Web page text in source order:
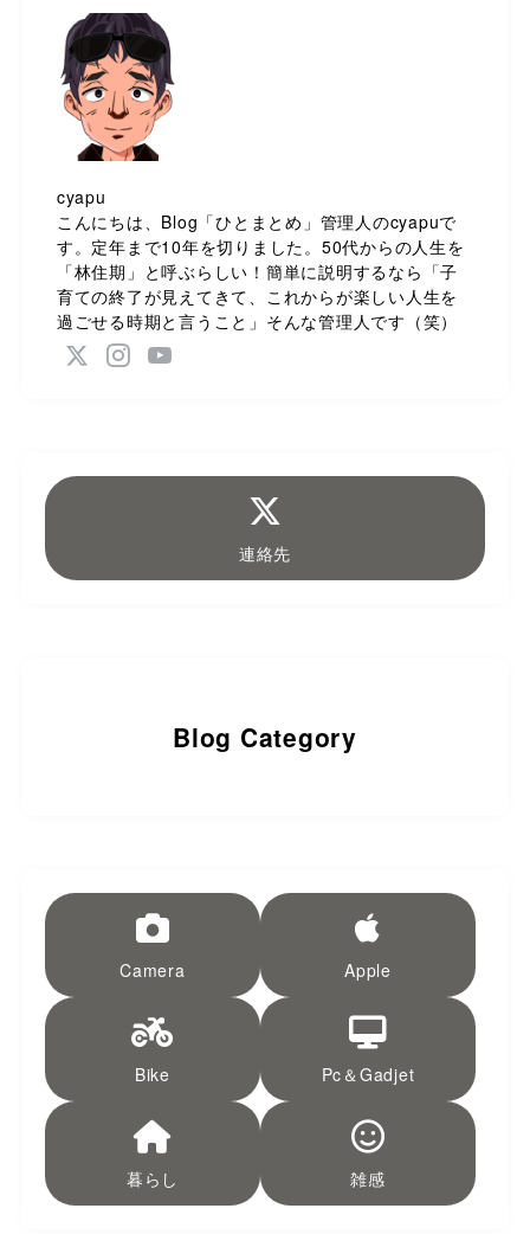
cyapu
こんにちは、Blog「ひとまとめ」管理人のcyapuで
す。定年まで10年を切りました。50代からの人生を
「林住期」と呼ぶらしい！簡単に説明するなら「子
育ての終了が見えてきて、これからが楽しい人生を
過ごせる時期と言うこと」そんな管理人です（笑）
連絡先
Blog Category
Camera Apple
Bike Pc＆Gadjet
暮らし 雑感